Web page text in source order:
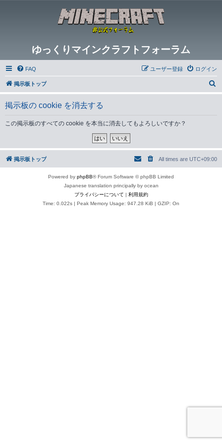
ゆっくりマインクラフトフォーラム
FAQ ログイン
ユーザー登録
掲示板トップ
索
掲示板の cookie を消去する
この掲示板のすべての cookie を本当に消去してもよろしいですか？
掲示板トップ All times are UTC+09:00
Powered by phpBB® Forum Software © phpBB Limited
Japanese translation principally by ocean
プライバシーについて | 利用規約
Time: 0.022s | Peak Memory Usage: 947.28 KiB | GZIP: On